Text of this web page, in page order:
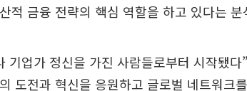
적 금융 전략의 핵심 역할을 하고 있다는 분
기업가 정신을 가진 사람들로부터 시작됐다
도전과 혁신을 응원하고 글로벌 네트워크